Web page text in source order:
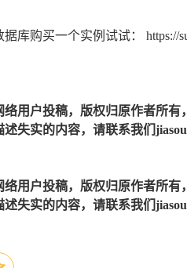
库购买一个实例试试： https://
用户投稿，版权归原作者所
失实的内容，请联系我们
用户投稿，版权归原作者所
失实的内容，请联系我们